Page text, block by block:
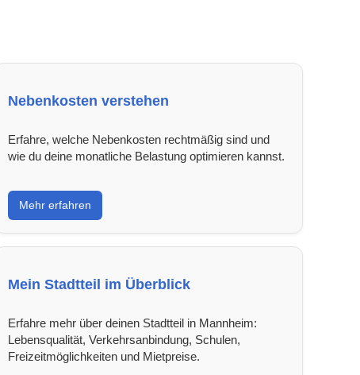
Nebenkosten verstehen
Erfahre, welche Nebenkosten rechtmäßig sind und
wie du deine monatliche Belastung optimieren kannst.
Mehr erfahren
Mein Stadtteil im Überblick
Erfahre mehr über deinen Stadtteil in Mannheim:
Lebensqualität, Verkehrsanbindung, Schulen,
Freizeitmöglichkeiten und Mietpreise.